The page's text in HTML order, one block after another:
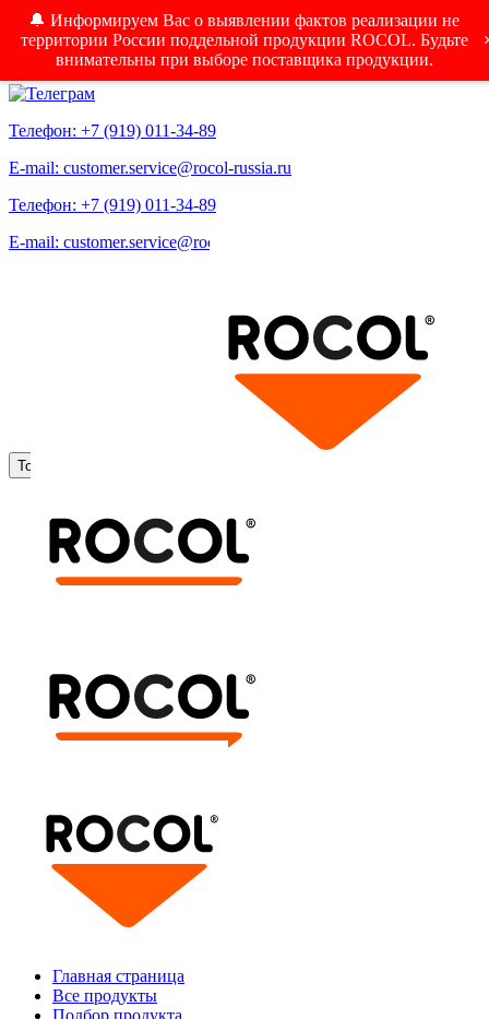
🔔 Информируем Вас о выявлении фактов реализации не
территории России поддельной продукции ROCOL. Будьте
внимательны при выборе поставщика продукции.
Телефон: +7 (919) 011-34-89
E-mail: customer.service@rocol-russia.ru
Телефон: +7 (919) 011-34-89
E-mail: customer.service@rocol-russia.ru
Toggle navigation
Главная страница
Все продукты
Подбор продукта